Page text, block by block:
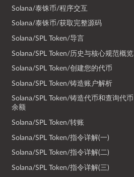
Solana/泰铢币/程序交互
Solana/泰铢币/获取完整源码
Solana/SPL Token/导言
Solana/SPL Token/历史与核心规范概览
Solana/SPL Token/创建您的代币
Solana/SPL Token/铸造账户解析
Solana/SPL Token/铸造代币和查询代币
余额
Solana/SPL Token/转账
Solana/SPL Token/指令详解(一)
Solana/SPL Token/指令详解(二)
Solana/SPL Token/指令详解(三)